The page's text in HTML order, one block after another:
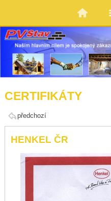
CERTIFIKÁTY
předchozí
HENKEL ČR